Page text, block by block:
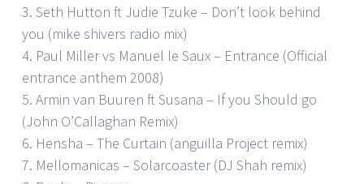
3. Seth Hutton ft Judie Tzuke – Don’t look behind
you (mike shivers radio mix)
4. Paul Miller vs Manuel le Saux – Entrance (Official
entrance anthem 2008)
5. Armin van Buuren ft Susana – If you Should go
(John O’Callaghan Remix)
6. Hensha – The Curtain (anguilla Project remix)
7. Mellomanicas – Solarcoaster (DJ Shah remix)